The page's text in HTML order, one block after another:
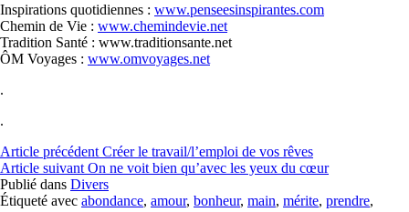
Inspirations quotidiennes : www.penseesinspirantes.com
Chemin de Vie : www.chemindevie.net
Tradition Santé : www.traditionsante.net
ÔM Voyages : www.omvoyages.net
.
.
Lire
la
suite
Article précédent Créer le travail/l’emploi de vos rêves
Article suivant On ne voit bien qu’avec les yeux du cœur
Publié dans Divers
Étiqueté avec abondance, amour, bonheur, main, mérite, prendre,